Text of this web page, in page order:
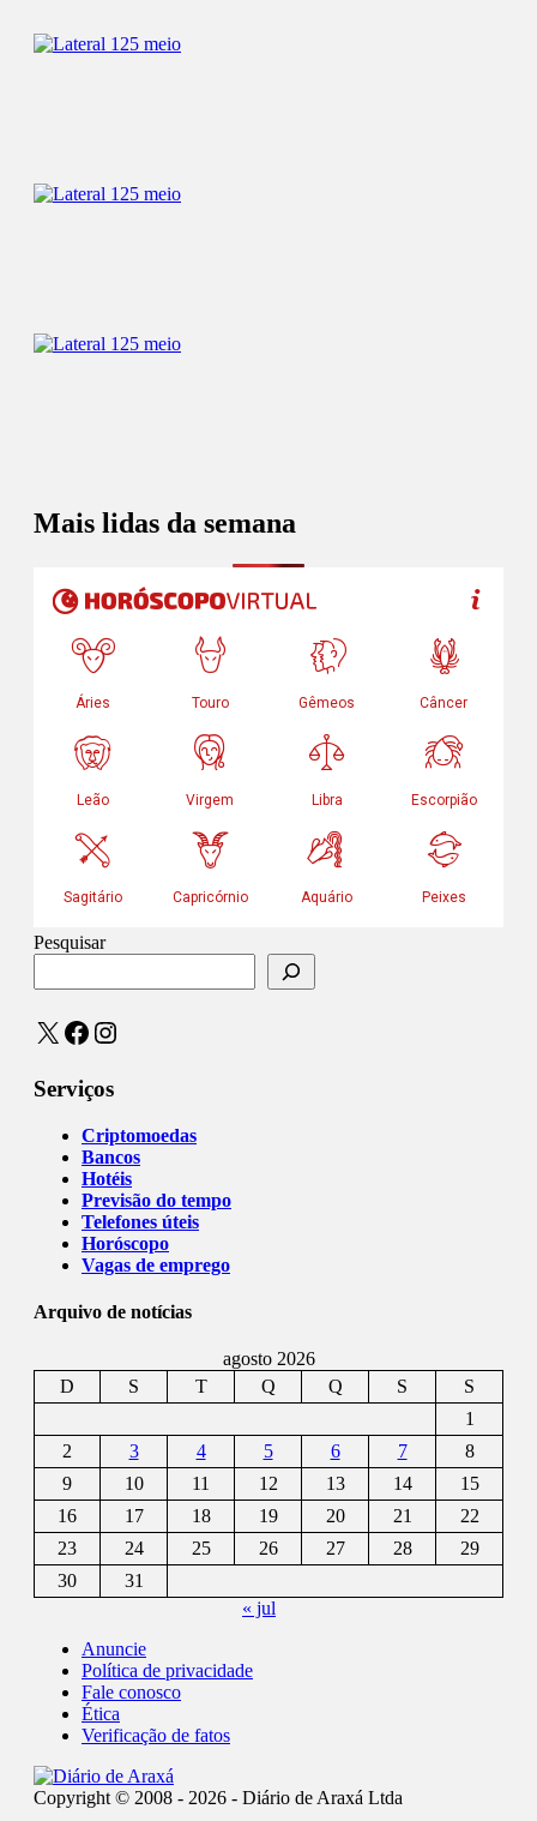
Mais lidas da semana
Pesquisar
X Facebook
Instagram
Serviços
Criptomoedas
Bancos
Hotéis
Previsão do tempo
Telefones úteis
Horóscopo
Vagas de emprego
Arquivo de notícias
agosto 2026
D
S T Q Q S
S
1
2
3 4 5 6 7
8
9
10 11 12 13 14
15
16
17 18 19 20 21
22
23
24 25 26 27 28
29
30
31
« jul
Anuncie
Política de privacidade
Fale conosco
Ética
Verificação de fatos
Copyright © 2008 - 2026 - Diário de Araxá Ltda